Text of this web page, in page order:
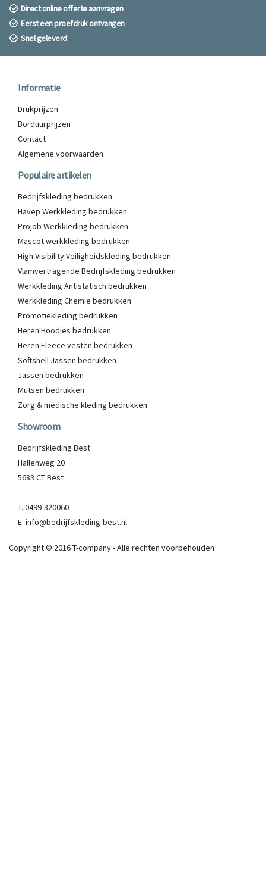
Direct online offerte aanvragen
Eerst een proefdruk ontvangen
Snel geleverd
Informatie
Drukprijzen
Borduurprijzen
Contact
Algemene voorwaarden
Populaire artikelen
Bedrijfskleding bedrukken
Havep Werkkleding bedrukken
Projob Werkkleding bedrukken
Mascot werkkleding bedrukken
High Visibility Veiligheidskleding bedrukken
Vlamvertragende Bedrijfskleding bedrukken
Werkkleding Antistatisch bedrukken
Werkkleding Chemie bedrukken
Promotiekleding bedrukken
Heren Hoodies bedrukken
Heren Fleece vesten bedrukken
Softshell Jassen bedrukken
Jassen bedrukken
Mutsen bedrukken
Zorg & medische kleding bedrukken
Showroom
Bedrijfskleding Best
Hallenweg 20
5683 CT Best
T. 0499-320060
E. info@bedrijfskleding-best.nl
Copyright © 2016 T-company - Alle rechten voorbehouden